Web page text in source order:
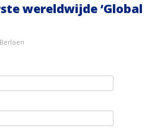
wereldwijde ‘Global